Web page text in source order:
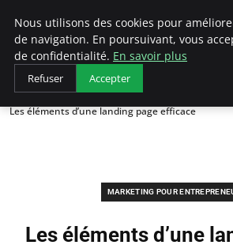
LECFCM
Accueil
Marketing pour entrepreneurs
Les éléments d’une landing page efficace
MARKETING POUR
Les éléments d’une
Nous utilisons des cookies pour
de navigation. En poursuivant, vous
de confidentialité. En savoir plus
Refuser Accepter